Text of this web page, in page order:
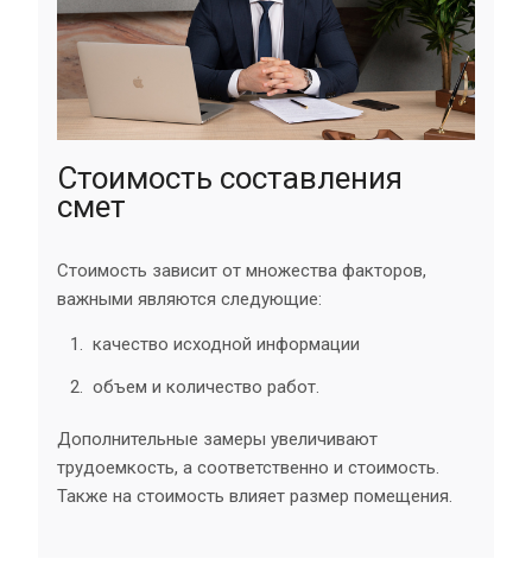
Cтоимость составления
смет
Стоимость зависит от множества факторов,
важными являются следующие:
качество исходной информации
объем и количество работ.
Дополнительные замеры увеличивают
трудоемкость, а соответственно и стоимость.
Также на стоимость влияет размер помещения.